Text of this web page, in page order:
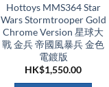
Hottoys MMS364 Star
Wars Stormtrooper Gold
Chrome Version 星球大
戰 金兵 帝國風暴兵 金色
電鍍版
HK$1,550.00